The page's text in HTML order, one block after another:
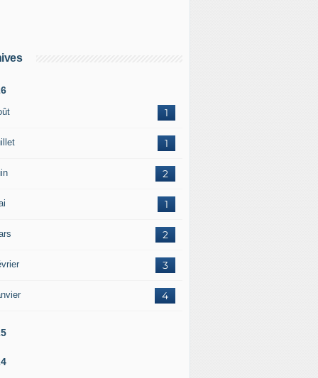
1
1
2
1
2
3
4